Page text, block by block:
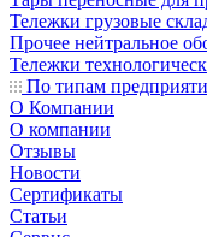
Тележки грузовые
Прочее нейтральное
Тележки
По типам
О Компании
О компании
Отзывы
Новости
Сертификаты
Статьи